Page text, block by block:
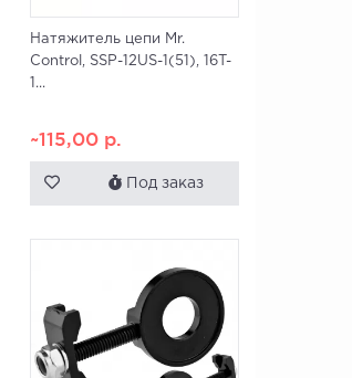
Натяжитель цепи Mr.
Control, SSP-12US-1(51), 16T-
1...
~115,00 р.
Под заказ